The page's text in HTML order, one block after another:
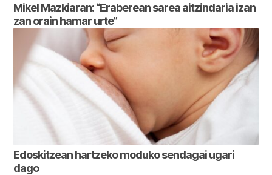
Mikel Mazkiaran: “Eraberean sarea aitzindaria izan
zan orain hamar urte”
Edoskitzean hartzeko moduko sendagai ugari
dago